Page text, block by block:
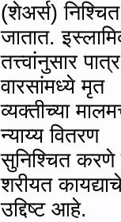
(शेअर्स)
जातात.
तत्त्वांनुसार पात्र
वारसांमध्ये मृत
व्यक्तीच्या
न्याय्य वितरण
सुनिश्चित करणे
शरीयत
उद्दिष्ट आहे.